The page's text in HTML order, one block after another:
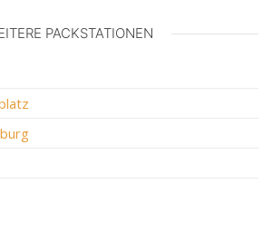
PACKSTATIONEN